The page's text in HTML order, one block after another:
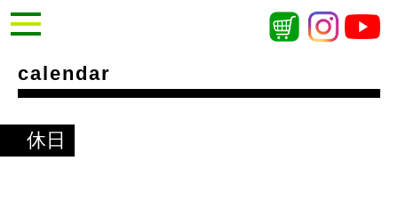
calendar
休日